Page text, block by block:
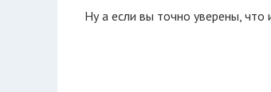
Ну а если вы точно уверены,